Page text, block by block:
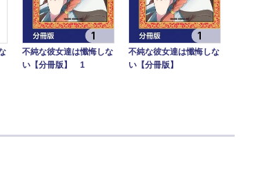
不純な彼女達は懺悔しな
い【分冊版】 1
不純な彼女達は懺悔しな
い【分冊版】